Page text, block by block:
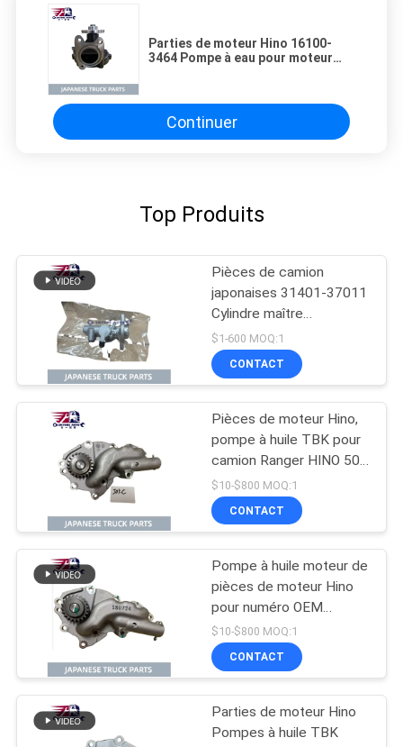
Parties de moteur Hino 16100-
3464 Pompe à eau pour moteur
Continuer
Top Produits
Pièces de camion
japonaises 31401-37011
Cylindre maître
d'embrayage pour HINO
300 N04C
$1-600 MOQ:1
CONTACT
Pièces de moteur Hino,
pompe à huile TBK pour
camion Ranger HINO 500
J08C J08CT, numéro
OEM L260-0080S
$10-$800 MOQ:1
CONTACT
Pompe à huile moteur de
pièces de moteur Hino
pour numéro OEM
15110-2150 de camion
Ranger HINO 500 J08E
J08ET
$10-$800 MOQ:1
CONTACT
Parties de moteur Hino
Pompes à huile TBK